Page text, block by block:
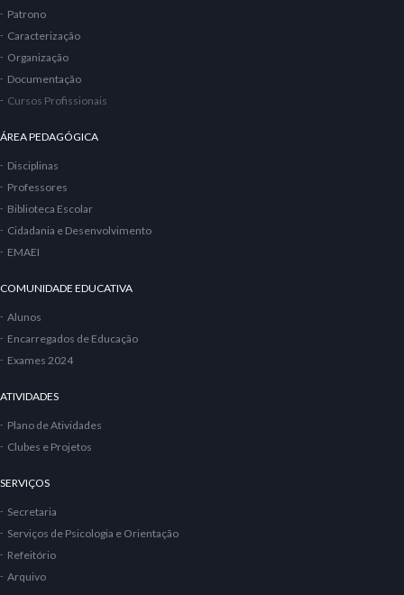
Patrono
Caracterização
Organização
Documentação
Cursos Profissionais
ÁREA PEDAGÓGICA
Disciplinas
Professores
Biblioteca Escolar
Cidadania e Desenvolvimento
EMAEI
COMUNIDADE EDUCATIVA
Alunos
Encarregados de Educação
Exames 2024
ATIVIDADES
Plano de Atividades
Clubes e Projetos
SERVIÇOS
Secretaria
Serviços de Psicologia e Orientação
Refeitório
Arquivo